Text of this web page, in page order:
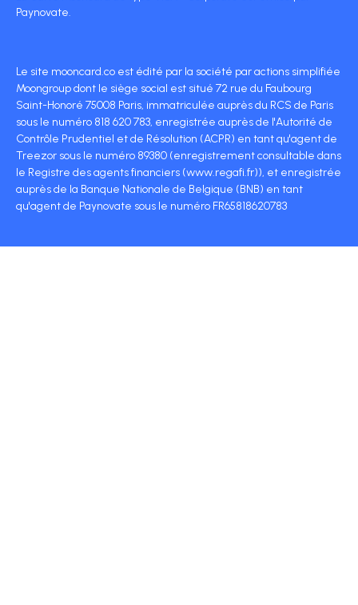
Paynovate.
Le site mooncard.co est édité par la société par actions simplifiée
Moongroup dont le siège social est situé 72 rue du Faubourg
Saint-Honoré 75008 Paris, immatriculée auprès du RCS de Paris
sous le numéro 818 620 783, enregistrée auprès de l'Autorité de
Contrôle Prudentiel et de Résolution (ACPR) en tant qu'agent de
Treezor sous le numéro 89380 (enregistrement consultable dans
le Registre des agents financiers (www.regafi.fr)), et enregistrée
auprès de la Banque Nationale de Belgique (BNB) en tant
qu'agent de Paynovate sous le numéro FR65818620783